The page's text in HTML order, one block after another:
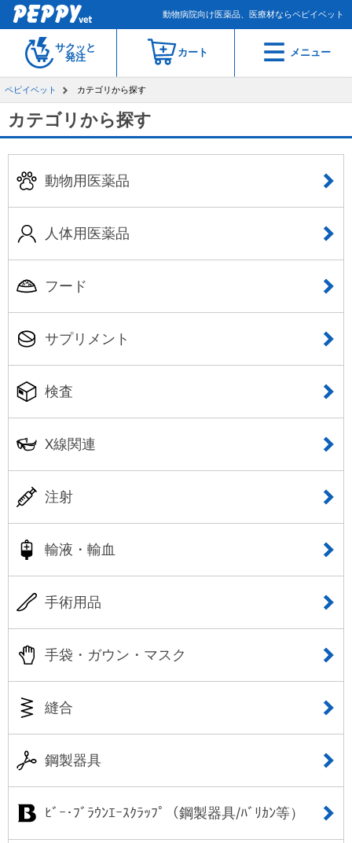
動物病院向け医薬品、医療材ならペピイベット
サクッと
発注
カート メニュー
ペピイベット カテゴリから探す
カテゴリから探す
動物用医薬品
人体用医薬品
フード
サプリメント
検査
X線関連
注射
輸液・輸血
手術用品
手袋・ガウン・マスク
縫合
鋼製器具
ﾋﾞｰ･ﾌﾞﾗｳﾝｴｰｽｸﾗｯﾌﾟ（鋼製器具/ﾊﾞﾘｶﾝ等）